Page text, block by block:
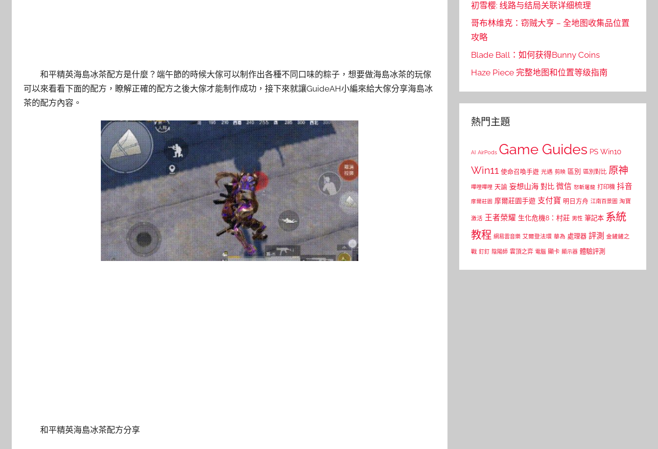
和平精英海島冰茶配方是什麼？端午節的時候大傢可以制作出各種不同口味的粽子，想要做海島冰茶的玩傢
可以來看看下面的配方，瞭解正確的配方之後大傢才能制作成功，接下來就讓GuideAH小編來給大傢分享海島冰
茶的配方內容。
和平精英海島冰茶配方分享
初雪樱: 线路与结局关联详细梳理
哥布林维克：窃贼大亨 – 全地图收集品位置
攻略
Blade Ball：如何获得Bunny Coins
Haze Piece 完整地图和位置等级指南
熱門主題
AI AirPods Game Guides PS Win10
Win11 使命召喚手遊 光遇 剪映 區別 區別對比 原神
嗶哩嗶哩 天諭 妄想山海 對比 微信 怒斬屠龍 打印機 抖音
摩爾莊園 摩爾莊園手遊 支付寶 明日方舟 江南百景圖 淘寶
激活 王者榮耀 生化危機8：村莊 男性 筆記本 系統
教程 網易雲音樂 艾爾登法環 華為 處理器 評測 金鏟鏟之
戰 釘釘 陰陽師 雲頂之弈 電腦 顯卡 顯示器 體驗評測